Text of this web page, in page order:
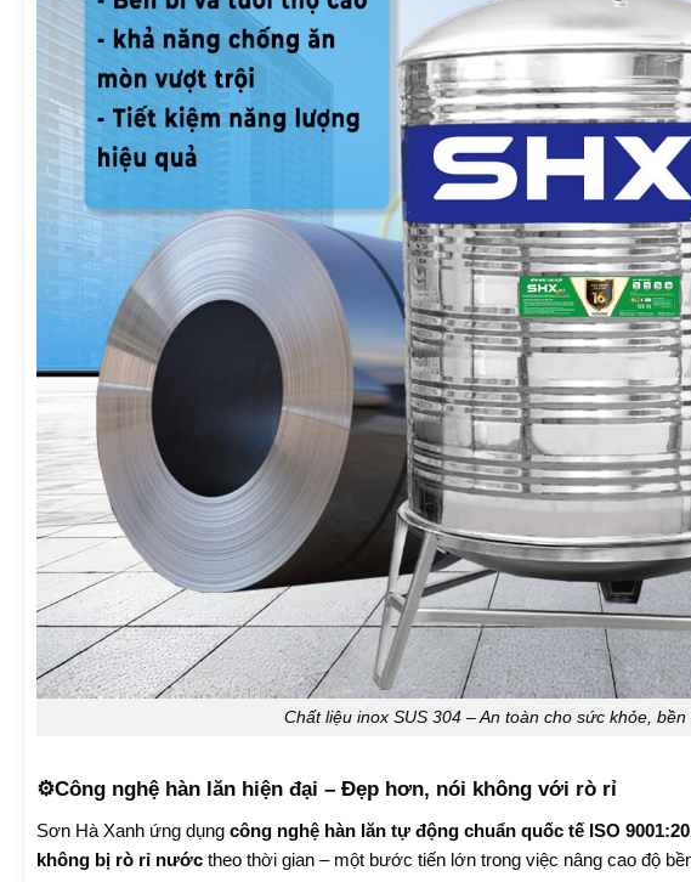
Chất liệu inox SUS 304 – An toàn cho sức khỏe,
⚙️Công nghệ hàn lăn hiện đại – Đẹp hơn, nói không với rò rỉ
Sơn Hà Xanh ứng dụng công nghệ hàn lăn tự động chuẩn quốc tế ISO
không bị rò rỉ nướctheo thời gian – một bước tiến lớn trong việc nâng cao độ